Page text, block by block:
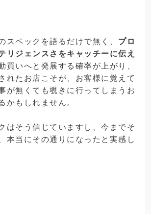
スペックを語るだけで無く、 プロ
リジェンスさをキャッチーに伝え
買いへと発展する確率が上がり、
れたお店こそが、お客様に覚えて
が無くても覗きに行ってしまうお
かもしれません。
はそう信じていますし、今までそ
本当にその通りになったと実感し